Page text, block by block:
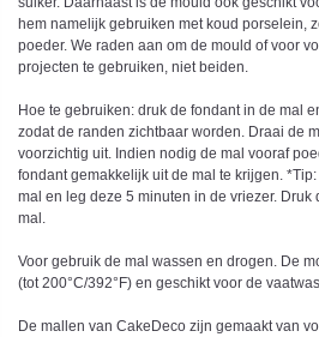
hem namelijk gebruiken met koud porselein,
poeder. We raden aan om de mould of voor
projecten te gebruiken, niet beiden.
Hoe te gebruiken: druk de fondant in de mal
zodat de randen zichtbaar worden. Draai de
voorzichtig uit. Indien nodig de mal vooraf
fondant gemakkelijk uit de mal te krijgen.
mal en leg deze 5 minuten in de vriezer. Druk
mal.
Voor gebruik de mal wassen en drogen. De
(tot 200°C/392°F) en geschikt voor de
De mallen van CakeDeco zijn gemaakt van